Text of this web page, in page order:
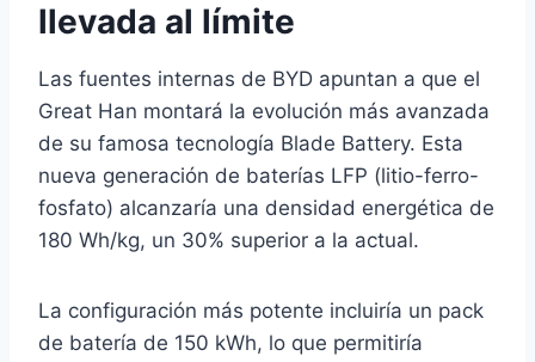
llevada al límite
Las fuentes internas de BYD apuntan a que el
Great Han montará la evolución más avanzada
de su famosa tecnología Blade Battery. Esta
nueva generación de baterías LFP (litio-ferro-
fosfato) alcanzaría una densidad energética de
180 Wh/kg, un 30% superior a la actual.
La configuración más potente incluiría un pack
de batería de 150 kWh, lo que permitiría